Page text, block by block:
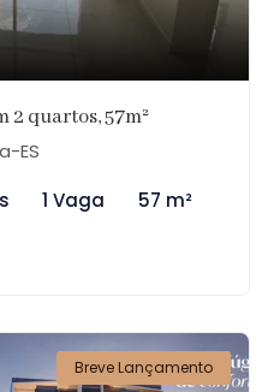
2 quartos, 57m²
ES
1 Vaga 57 m²
Breve Lançamento